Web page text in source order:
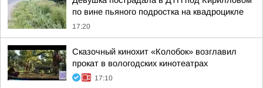
по вине пьяного подростка на квадроцикле
17:20
Сказочный кинохит «Колобок» возглавил
прокат в вологодских кинотеатрах
17:10